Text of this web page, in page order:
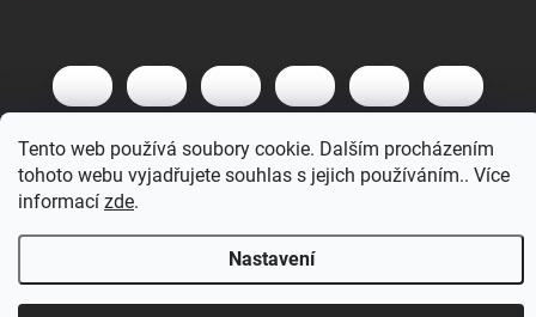
Tento web používá soubory cookie. Dalším procházením
tohoto webu vyjadřujete souhlas s jejich používáním.. Více
informací zde.
Nastavení
Vytvořil Shoptet
nastavení cookies